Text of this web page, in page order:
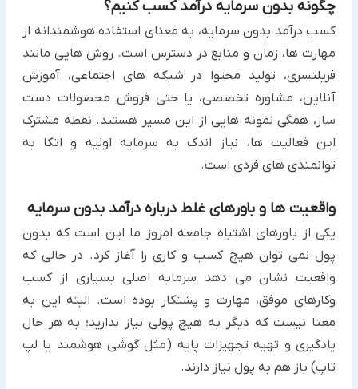
چگونه بدون سرمایه درآمد کسب کنیم؟
کسب درآمد بدون سرمایه، به معنای استفاده هوشمندانه از
مهارت ها، زمان و منابع در دسترس است. روش هایی مانند
‏فریلنسری، تولید محتوا در شبکه های اجتماعی، آموزش
آنلاین، مشاوره تخصصی، یا حتی فروش محصولات دست
ساز، همگی ‏نمونه هایی از این مسیر هستند. نقطه مشترک
این فعالیت ها، نیاز اندک به سرمایه اولیه و اتکا به
توانمندی های فردی است.‏
واقعیت ها و باورهای غلط درباره درآمد بدون سرمایه
یکی از باورهای اشتباه جامعه امروز ما این است که بدون
پول نمی توان هیچ کسب و کاری را آغاز کرد. در حالی که
واقعیت ‏نشان می دهد سرمایه اصلی بسیاری از کسب
وکارهای موفق، مهارت و پشتکار بوده است. البته این به
معنا نیست که دیگر به ‏هیچ پولی نیاز ندارید؛ به هر حال
یادگیری و تهیه تجهیزات پایه (مثل گوشی هوشمند یا لپ
تاپ) باز هم به پول نیاز دارند.‏